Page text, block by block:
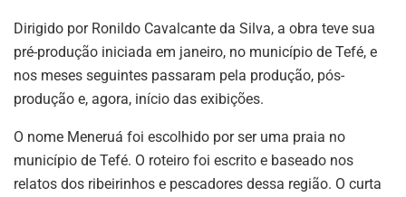
Dirigido por Ronildo Cavalcante da Silva, a obra teve sua
pré-produção iniciada em janeiro, no município de Tefé, e
nos meses seguintes passaram pela produção, pós-
produção e, agora, início das exibições.
O nome Meneruá foi escolhido por ser uma praia no
município de Tefé. O roteiro foi escrito e baseado nos
relatos dos ribeirinhos e pescadores dessa região. O curta